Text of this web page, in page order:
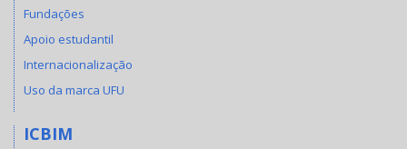
Fundações
Apoio estudantil
Internacionalização
Uso da marca UFU
ICBIM